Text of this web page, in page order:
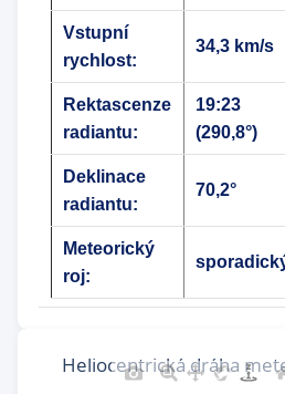
Vstupní
rychlost:
34,3 km/s
Rektascenze
radiantu:
19:23
(290,8°)
Deklinace
radiantu:
70,2°
Meteorický
roj: